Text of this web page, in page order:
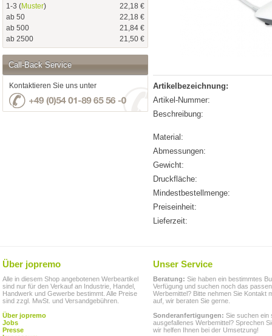
1-3 (Muster)
22,18 €
ab 50
22,18 €
ab 500
21,84 €
ab 2500
21,50 €
Call-Back Service
Kontaktieren Sie uns unter
Artikelbezeichnung:
Artikel-Nummer:
Beschreibung:
Material:
Abmessungen:
Gewicht:
Druckfläche:
Mindestbestellmenge:
Preiseinheit:
Lieferzeit:
Über jopremo
Alle in diesem Shop angebotenen Werbeartikel
sind nur für den Verkauf an Industrie, Handel,
Handwerk und Gewerbe bestimmt. Alle Preise
sind zzgl. MwSt. und Versandgebühren.
Über jopremo
Jobs
Presse
Unser Service
Beratung: Sie haben ein bestimmtes
Verfügung und suchen noch das
Werbemittel? Bitte nehmen Sie Kontakt
auf, wir beraten Sie gerne.
Sonderanfertigungen: Sie suchen ein
ausgefallenes Werbemittel? Sprechen
wir helfen Ihnen bei der Umsetzung!